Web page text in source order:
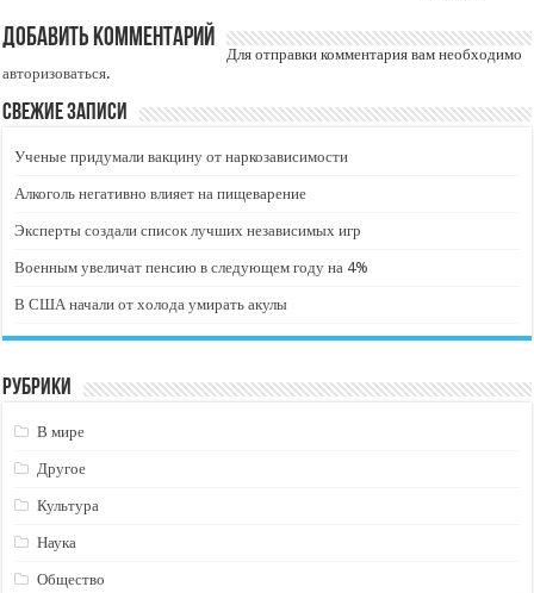
Добавить комментарий
Для отправки комментария вам необходимо
авторизоваться.
Свежие записи
Ученые придумали вакцину от наркозависимости
Алкоголь негативно влияет на пищеварение
Эксперты создали список лучших независимых игр
Военным увеличат пенсию в следующем году на 4%
В США начали от холода умирать акулы
Рубрики
В мире
Другое
Культура
Наука
Общество